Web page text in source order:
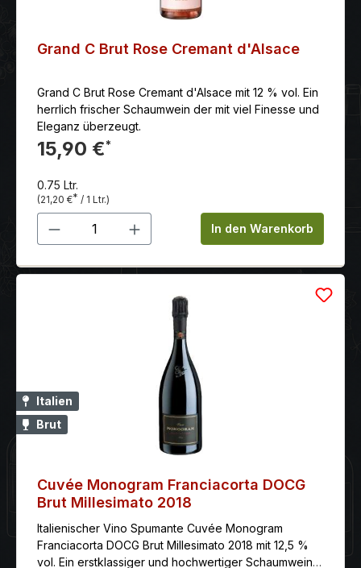
Grand C Brut Rose Cremant d'Alsace
Grand C Brut Rose Cremant d'Alsace mit 12 % vol. Ein
herrlich frischer Schaumwein der mit viel Finesse und
Eleganz überzeugt.
15,90 €*
0.75 Ltr.
(21,20 €* / 1 Ltr.)
Produkt Anzahl: Gib denIn den Warenkorb
Italien
Brut
Cuvée Monogram Franciacorta DOCG
Brut Millesimato 2018
Italienischer Vino Spumante Cuvée Monogram
Franciacorta DOCG Brut Millesimato 2018 mit 12,5 %
vol. Ein erstklassiger und hochwertiger Schaumwein